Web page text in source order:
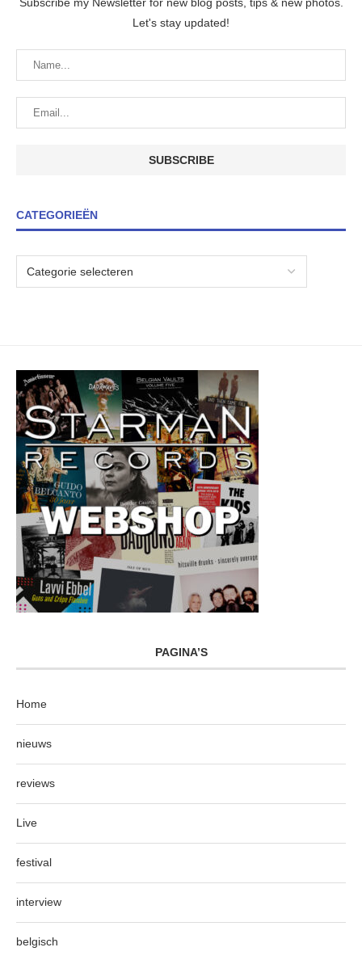
Subscribe my Newsletter for new blog posts, tips & new photos.
Let's stay updated!
CATEGORIEËN
PAGINA’S
Home
nieuws
reviews
Live
festival
interview
belgisch